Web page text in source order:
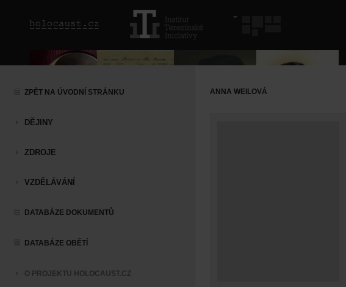
ZPĚT NA ÚVODNÍ STRÁNKU
DĚJINY
ZDROJE
VZDĚLÁVÁNÍ
DATABÁZE DOKUMENTŮ
DATABÁZE OBĚTÍ
O PROJEKTU HOLOCAUST.CZ
ANNA WEILOVÁ